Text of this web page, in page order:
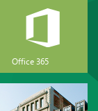
Office 365